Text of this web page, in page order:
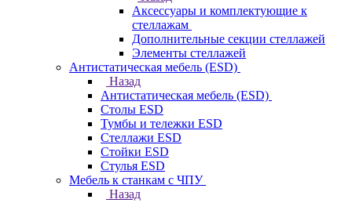
Аксесcуары и комплектующие к
стеллажам
Дополнительные секции стеллажей
Элементы стеллажей
Антистатическая мебель (ESD)
Назад
Антистатическая мебель (ESD)
Столы ESD
Тумбы и тележки ESD
Стеллажи ESD
Стойки ESD
Стулья ESD
Мебель к станкам с ЧПУ
Назад